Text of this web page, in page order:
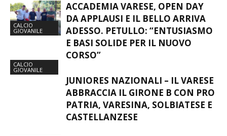
CALCIO
GIOVANILE
ACCADEMIA VARESE, OPEN DAY
DA APPLAUSI E IL BELLO ARRIVA
ADESSO. PETULLO: “ENTUSIASMO
E BASI SOLIDE PER IL NUOVO
CORSO”
CALCIO
GIOVANILE
JUNIORES NAZIONALI – IL VARESE
ABBRACCIA IL GIRONE B CON PRO
PATRIA, VARESINA, SOLBIATESE E
CASTELLANZESE